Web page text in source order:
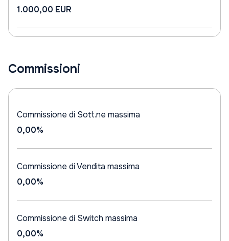
1.000,00 EUR
Commissioni
Commissione di Sott.ne massima
0,00%
Commissione di Vendita massima
0,00%
Commissione di Switch massima
0,00%